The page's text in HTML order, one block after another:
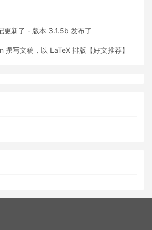
更新了 - 版本 3.1.5b 发布了
撰写文稿，以 LaTeX 排版【好文推荐】